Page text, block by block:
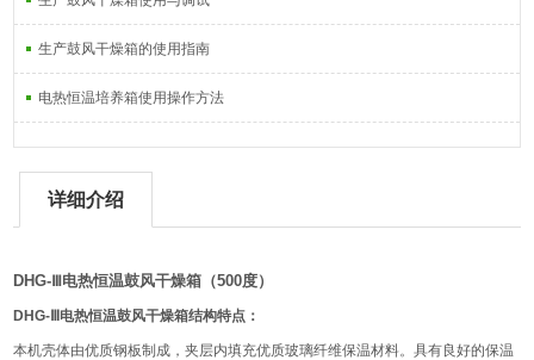
生产鼓风干燥箱的使用指南
电热恒温培养箱使用操作方法
详细介绍
DHG-Ⅲ电热恒温鼓风干燥箱（500度）
DHG-Ⅲ电热恒温鼓风干燥箱结构特点：
本机壳体由优质钢板制成，夹层内填充优质玻璃纤维保温材料。具有良好的保温